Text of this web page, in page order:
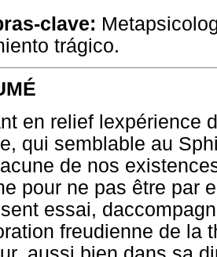
clave:
trágico.
en relief lexpérience
qui semblable au
de nos
pour ne pas être par
essai,
freudienne de la